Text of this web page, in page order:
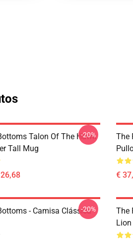
Talon Of The Hawk
Tall Mug
-20%
The
€
- Camisa Clássica
-20%
The